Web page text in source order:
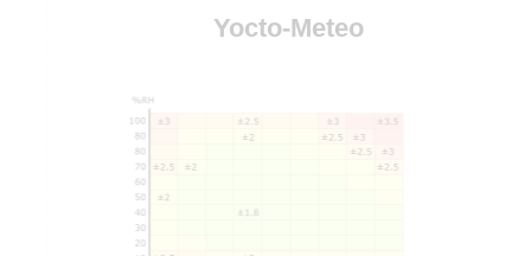
Yocto-Meteo